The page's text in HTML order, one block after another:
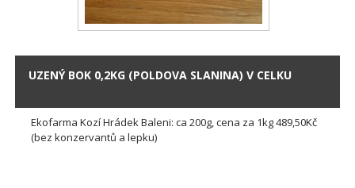
UZENÝ BOK 0,2KG (POLDOVA SLANINA) V CELKU
Ekofarma Kozí Hrádek Baleni: ca 200g, cena za 1kg 489,50Kč
(bez konzervantů a lepku)